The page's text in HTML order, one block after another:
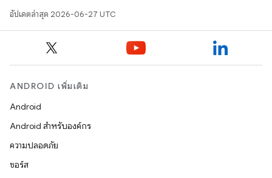
อัปเดตล่าสุด 2026-06-27 UTC
ANDROID เพิ่มเติม
Android
Android สำหรับองค์กร
ความปลอดภัย
ซอร์ส